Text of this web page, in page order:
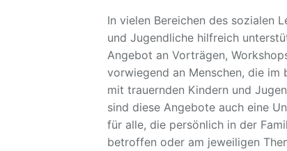
In vielen Bereichen des sozialen
und Jugendliche hilfreich
Angebot an Vorträgen,
vorwiegend an Menschen, die
mit trauernden Kindern und
sind diese Angebote auch eine
für alle, die persönlich in der
betroffen oder am jeweiligen